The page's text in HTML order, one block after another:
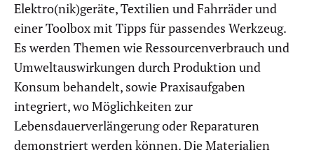
Elektro(nik)geräte, Textilien und Fahrräder und
einer Toolbox mit Tipps für passendes Werkzeug.
Es werden Themen wie Ressourcenverbrauch und
Umweltauswirkungen durch Produktion und
Konsum behandelt, sowie Praxisaufgaben
integriert, wo Möglichkeiten zur
Lebensdauerverlängerung oder Reparaturen
demonstriert werden können. Die Materialien